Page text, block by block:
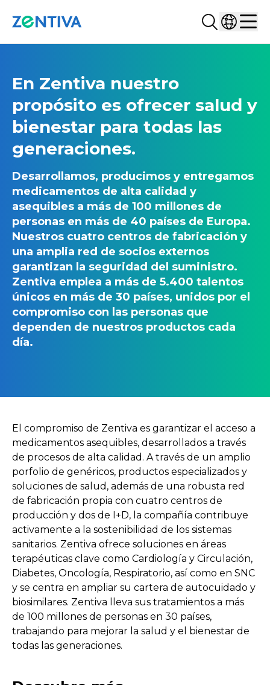
Buscar...
En Zentiva nuestro
propósito es ofrecer salud y
bienestar para todas las
generaciones.
Desarrollamos, producimos y entregamos
medicamentos de alta calidad y
asequibles a más de 100 millones de
personas en más de 40 países de Europa.
Nuestros cuatro centros de fabricación y
una amplia red de socios externos
garantizan la seguridad del suministro.
Zentiva emplea a más de 5.400 talentos
únicos en más de 30 países, unidos por el
compromiso con las personas que
dependen de nuestros productos cada
día.
El compromiso de Zentiva es garantizar el acceso a
medicamentos asequibles, desarrollados a través
de procesos de alta calidad. A través de un amplio
porfolio de genéricos, productos especializados y
soluciones de salud, además de una robusta red
de fabricación propia con cuatro centros de
producción y dos de I+D, la compañía contribuye
activamente a la sostenibilidad de los sistemas
sanitarios. Zentiva ofrece soluciones en áreas
terapéuticas clave como Cardiología y Circulación,
Diabetes, Oncología, Respiratorio, así como en SNC
y se centra en ampliar su cartera de autocuidado y
biosimilares. Zentiva lleva sus tratamientos a más
de 100 millones de personas en 30 países,
trabajando para mejorar la salud y el bienestar de
todas las generaciones.